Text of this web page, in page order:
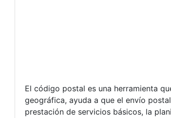
El código postal es una herramienta
geográfica, ayuda a que el envío
prestación de servicios básicos, la